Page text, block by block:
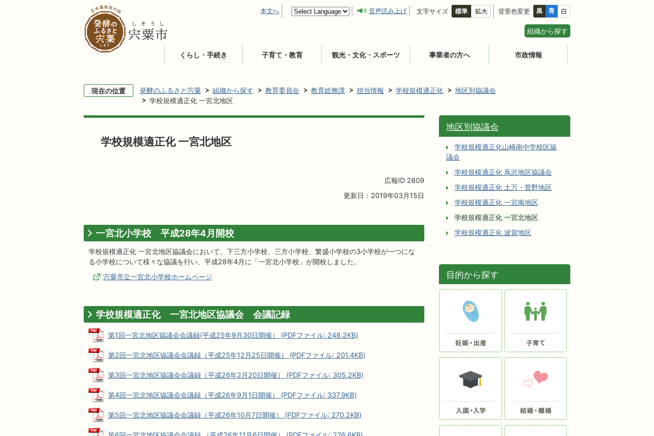
本文へ 音声読み上げ 文字サイズ 背景色変更
組織から探す
くらし・手続き 子育て・教育 観光・文化・スポーツ 事業者の方へ 市政情報
現在の位置 発酵のふるさと宍粟 組織から探す 教育委員会 教育総務課 担当情報 学校規模適正化
地区別協議会
学校規模適正化 一宮北地区
学校規模適正化 一宮北地区
広報ID 2809
更新日：2019年03月15日
一宮北小学校 平成28年4月開校
学校規模適正化 一宮北地区協議会において、下三方小学校、三方小学校、繁盛小学校の3小学校が一つにな
る小学校について様々な協議を行い、平成28年4月に「一宮北小学校」が開校しました。
宍粟市立一宮北小学校ホームページ
学校規模適正化 一宮北地区協議会 会議記録
第1回一宮北地区協議会会議録(平成25年9月30日開催） (PDFファイル: 248.2KB)
第2回一宮北地区協議会会議録（平成25年12月25日開催） (PDFファイル: 201.4KB)
第3回一宮北地区協議会会議録（平成26年2月20日開催） (PDFファイル: 305.2KB)
第4回一宮北地区協議会会議録（平成26年9月1日開催） (PDFファイル: 337.9KB)
第5回一宮北地区協議会会議録（平成26年10月7日開催） (PDFファイル: 270.2KB)
地区別協議会
学校規模適正化山崎南中学校区協
議会
学校規模適正化 蔦沢地区協議会
学校規模適正化 土万・菅野地区
学校規模適正化 一宮南地区
学校規模適正化 一宮北地区
学校規模適正化 波賀地区
目的から探す